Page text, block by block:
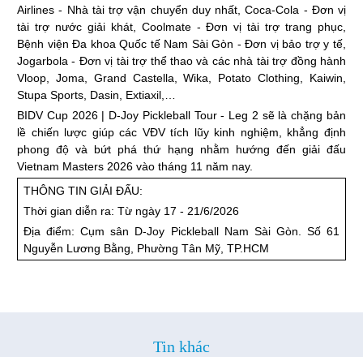
Airlines - Nhà tài trợ vận chuyển duy nhất, Coca-Cola - Đơn vị
tài trợ nước giải khát, Coolmate - Đơn vị tài trợ trang phục,
Bệnh viện Đa khoa Quốc tế Nam Sài Gòn - Đơn vị bảo trợ y tế,
Jogarbola - Đơn vị tài trợ thể thao và các nhà tài trợ đồng hành
Vloop, Joma, Grand Castella, Wika, Potato Clothing, Kaiwin,
Stupa Sports, Dasin, Extiaxil,…
BIDV Cup 2026 | D-Joy Pickleball Tour - Leg 2 sẽ là chặng bản
lề chiến lược giúp các VĐV tích lũy kinh nghiệm, khẳng định
phong độ và bứt phá thứ hạng nhằm hướng đến giải đấu
Vietnam Masters 2026 vào tháng 11 năm nay.
THÔNG TIN GIẢI ĐẤU:
Thời gian diễn ra: Từ ngày 17 - 21/6/2026
Địa điểm: Cụm sân D-Joy Pickleball Nam Sài Gòn. Số 61
Nguyễn Lương Bằng, Phường Tân Mỹ, TP.HCM
Tin khác